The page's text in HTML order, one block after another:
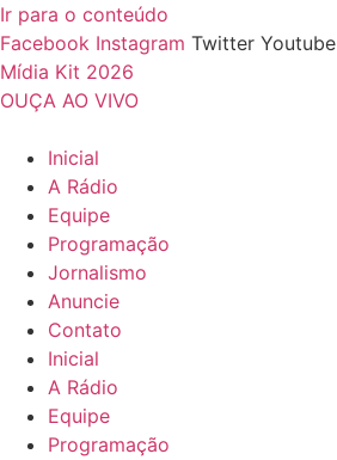
Ir para o conteúdo
Facebook Instagram Twitter Youtube
Mídia Kit 2026
OUÇA AO VIVO
Inicial
A Rádio
Equipe
Programação
Jornalismo
Anuncie
Contato
Inicial
A Rádio
Equipe
Programação